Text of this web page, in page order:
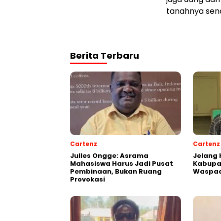
tanahnya
Berita Terbaru
Cartenz
Julles Ongge: Asrama
Mahasiswa Harus Jadi Pusat
Pembinaan, Bukan Ruang
Provokasi
Cartenz
Jelang